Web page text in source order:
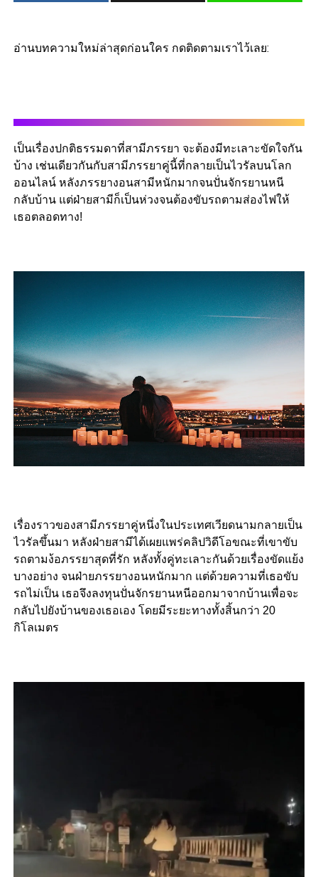
อ่านบทความใหม่ล่าสุดก่อนใคร กดติดตามเราไว้เลย:
เป็นเรื่องปกติธรรมดาที่สามีภรรยา จะต้องมีทะเลาะขัดใจกัน
บ้าง เช่นเดียวกันกับสามีภรรยาคู่นี้ที่กลายเป็นไวรัลบนโลก
ออนไลน์ หลังภรรยางอนสามีหนักมากจนปั่นจักรยานหนี
กลับบ้าน แต่ฝ่ายสามีก็เป็นห่วงจนต้องขับรถตามส่องไฟให้
เธอตลอดทาง!
เรื่องราวของสามีภรรยาคู่หนึ่งในประเทศเวียดนามกลายเป็น
ไวรัลขึ้นมา หลังฝ่ายสามีได้เผยแพร่คลิปวิดีโอขณะที่เขาขับ
รถตามง้อภรรยาสุดที่รัก หลังทั้งคู่ทะเลาะกันด้วยเรื่องขัดแย้ง
บางอย่าง จนฝ่ายภรรยางอนหนักมาก แต่ด้วยความที่เธอขับ
รถไม่เป็น เธอจึงลงทุนปั่นจักรยานหนีออกมาจากบ้านเพื่อจะ
กลับไปยังบ้านของเธอเอง โดยมีระยะทางทั้งสิ้นกว่า 20
กิโลเมตร